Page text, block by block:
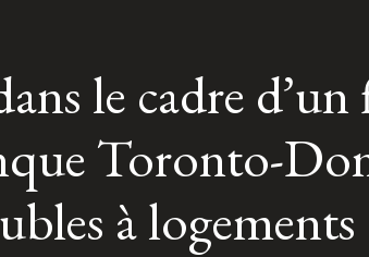
le cadre
Toronto-
à logements